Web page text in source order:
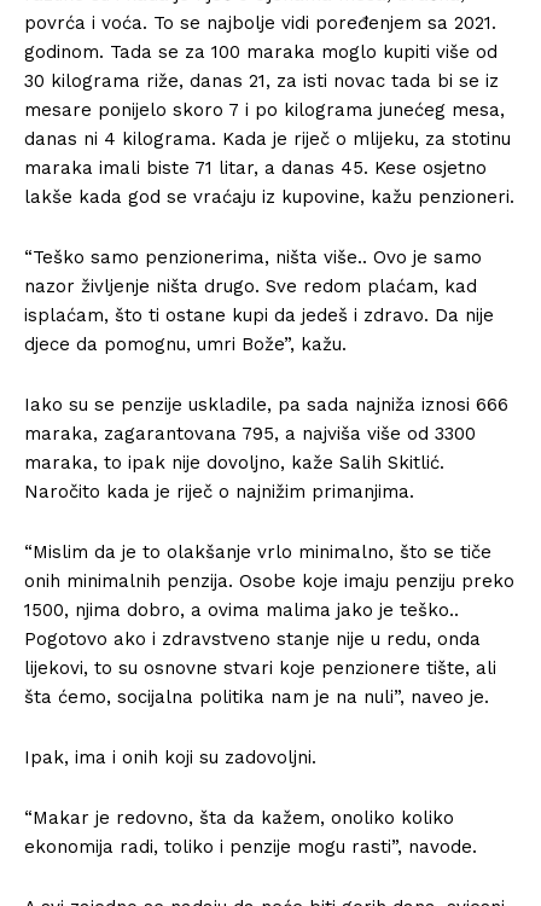
povrća i voća. To se najbolje vidi poređenjem sa 2021.
godinom. Tada se za 100 maraka moglo kupiti više od
30 kilograma riže, danas 21, za isti novac tada bi se iz
mesare ponijelo skoro 7 i po kilograma junećeg mesa,
danas ni 4 kilograma. Kada je riječ o mlijeku, za stotinu
maraka imali biste 71 litar, a danas 45. Kese osjetno
lakše kada god se vraćaju iz kupovine, kažu penzioneri.
“Teško samo penzionerima, ništa više.. Ovo je samo
nazor življenje ništa drugo. Sve redom plaćam, kad
isplaćam, što ti ostane kupi da jedeš i zdravo. Da nije
djece da pomognu, umri Bože”, kažu.
Iako su se penzije uskladile, pa sada najniža iznosi 666
maraka, zagarantovana 795, a najviša više od 3300
maraka, to ipak nije dovoljno, kaže Salih Skitlić.
Naročito kada je riječ o najnižim primanjima.
“Mislim da je to olakšanje vrlo minimalno, što se tiče
onih minimalnih penzija. Osobe koje imaju penziju preko
1500, njima dobro, a ovima malima jako je teško..
Pogotovo ako i zdravstveno stanje nije u redu, onda
lijekovi, to su osnovne stvari koje penzionere tište, ali
šta ćemo, socijalna politika nam je na nuli”, naveo je.
Ipak, ima i onih koji su zadovoljni.
“Makar je redovno, šta da kažem, onoliko koliko
ekonomija radi, toliko i penzije mogu rasti”, navode.